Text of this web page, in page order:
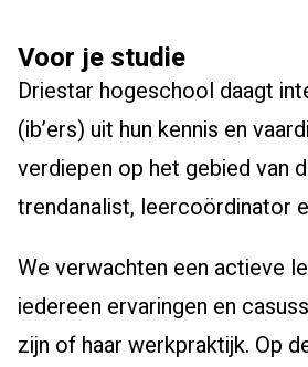
Voor je studie
Driestar hogeschool daagt
(ib’ers) uit hun kennis en
verdiepen op het gebied van
trendanalist, leercoördinator
We verwachten een actieve
iedereen ervaringen en
zijn of haar werkpraktijk. Op